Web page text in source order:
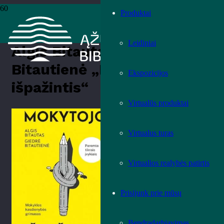
Produktai
Leidiniai
Ekspozicijos
Virtualūs produktai
Virtualus turas
Virtualios realybės patirtis
Prisijunk prie mūsų
Teminė literatūra›
Giedrė Bitautienė „Mokytojo išpažintis“
Algis Bitautas, Giedrė
Bitautienė „Mokytojo
išpažintis“